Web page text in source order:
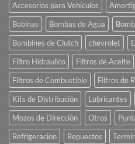
Accesorios para Vehículos
Bobinas
Bombas de Agua
Bombines de Clutch
chevrolet
Filtro Hidraulico
Filtros de Aceite
Filtros de Combustible
Filtros de
Kits de Distribución
Lubricantes
Mozos de Dirección
Otros
Refrigeracion
Repuestos